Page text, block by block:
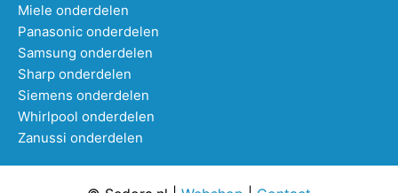
Miele onderdelen
Panasonic onderdelen
Samsung onderdelen
Sharp onderdelen
Siemens onderdelen
Whirlpool onderdelen
Zanussi onderdelen